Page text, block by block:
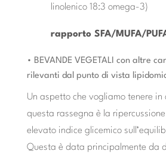
linolenico 18:3 omega-3)
rapporto SFA/MUFA/
• BEVANDE VEGETALI con altre
rilevanti dal punto di vista
Un aspetto che vogliamo tenere in
questa rassegna è la
elevato indice glicemico
Questa è data principalmente da